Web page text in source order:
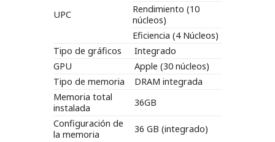
UPC
Rendimiento (10
núcleos)
Eficiencia (4 Núcleos)
Tipo de gráficos
Integrado
GPU
Apple (30 núcleos)
Tipo de memoria
DRAM integrada
Memoria total
instalada
36GB
Configuración de
la memoria
36 GB (integrado)